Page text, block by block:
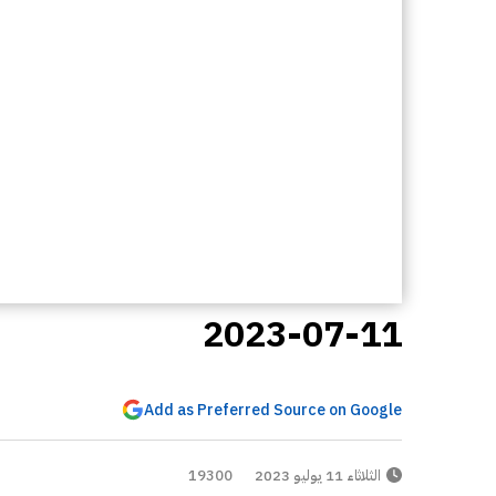
2023-07-11
Add as Preferred Source on Google
الثلاثاء 11 يوليو 2023 19300